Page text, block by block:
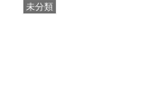
未分類